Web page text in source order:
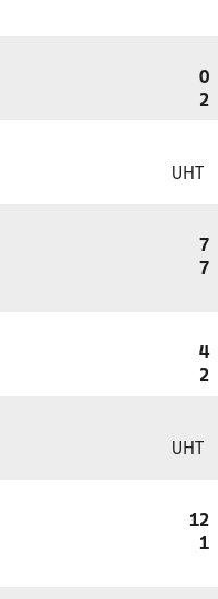
0
2
UHT
7
7
4
2
UHT
12
1